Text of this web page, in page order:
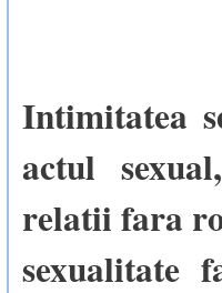
Intimitatea
actul
relatii fara
sexualitate